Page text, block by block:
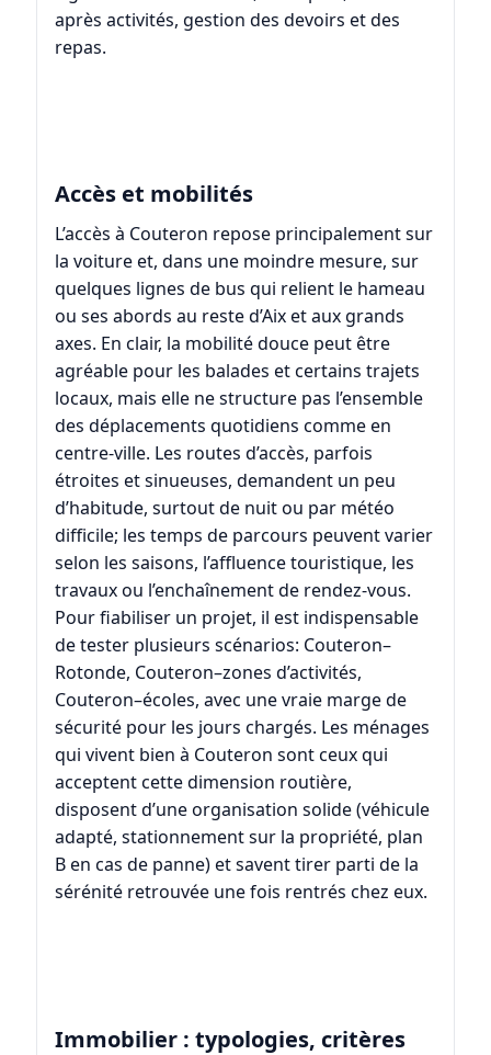
après activités, gestion des devoirs et des
repas.
Accès et mobilités
L’accès à Couteron repose principalement sur
la voiture et, dans une moindre mesure, sur
quelques lignes de bus qui relient le hameau
ou ses abords au reste d’Aix et aux grands
axes. En clair, la mobilité douce peut être
agréable pour les balades et certains trajets
locaux, mais elle ne structure pas l’ensemble
des déplacements quotidiens comme en
centre-ville. Les routes d’accès, parfois
étroites et sinueuses, demandent un peu
d’habitude, surtout de nuit ou par météo
difficile; les temps de parcours peuvent varier
selon les saisons, l’affluence touristique, les
travaux ou l’enchaînement de rendez-vous.
Pour fiabiliser un projet, il est indispensable
de tester plusieurs scénarios: Couteron–
Rotonde, Couteron–zones d’activités,
Couteron–écoles, avec une vraie marge de
sécurité pour les jours chargés. Les ménages
qui vivent bien à Couteron sont ceux qui
acceptent cette dimension routière,
disposent d’une organisation solide (véhicule
adapté, stationnement sur la propriété, plan
B en cas de panne) et savent tirer parti de la
sérénité retrouvée une fois rentrés chez eux.
Immobilier : typologies, critères